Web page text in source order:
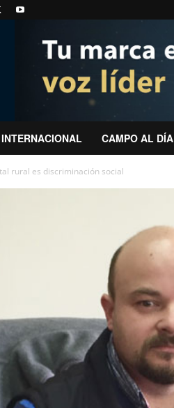
INTERNACIONAL CAMPO AL DÍA
rural es discriminación social